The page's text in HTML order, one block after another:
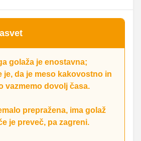
golaža je enostavna;
je, da je meso kakovostno in
vazmemo dovolj časa.
prepražena, ima golaž
je preveč, pa zagreni.